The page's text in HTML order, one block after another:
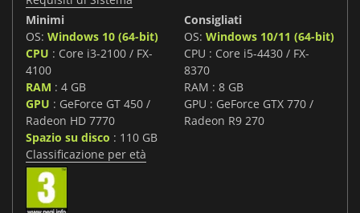
Minimi
OS: Windows 10 (64-bit)
CPU : Core i3-2100 / FX-
4100
RAM : 4 GB
GPU : GeForce GT 450 /
Radeon HD 7770
Spazio su disco : 110 GB
Consigliati
OS: Windows 10/11 (64-bit)
CPU : Core i5-4430 / FX-
8370
RAM : 8 GB
GPU : GeForce GTX 770 /
Radeon R9 270
Classificazione per età